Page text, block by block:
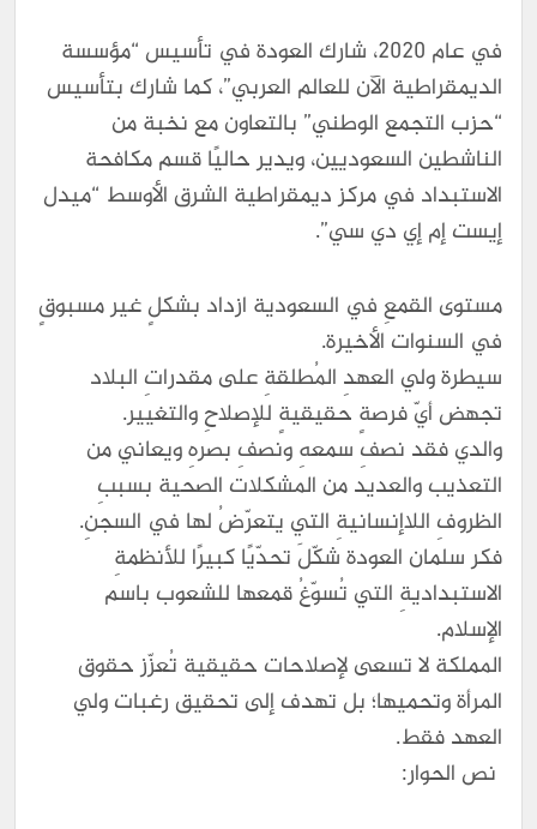
في عام 2020، شارك العودة في تأسيس “مؤسسة
الديمقراطية الآن للعالم العربي”، كما شارك بتأسيس
“حزب التجمع الوطني” بالتعاون مع نخبة من
الناشطين السعوديين، ويدير حاليًا قسم مكافحة
الاستبداد في مركز ديمقراطية الشرق الأوسط “ميدل
إيست إم إي دي سي”.
مستوى القمعِ في السعودية ازداد بشكلٍ غير مسبوقٍ
في السنوات الأخيرة.
سيطرة ولي العهدِ المُطلقةِ على مقدراتِ البلاد
تجهض أيّ فرصةٍ حقيقيةٍ للإصلاحِ والتغيير.
والدي فقد نصفِ سمعهِ ونصفِ بصرهِ ويعاني من
التعذيب والعديد من المشكلات الصحية بسببِ
الظروفِ اللاإنسانيةِ التي يتعرّضُ لها في السجنِ.
فكر سلمان العودة شكّلَ تحدّيًا كبيرًا للأنظمةِ
الاستبداديةِ التي تُسوّغُ قمعها للشعوب باسم
الإسلام.
المملكة لا تسعى لإصلاحات حقيقية تُعزّز حقوق
المرأة وتحميها؛ بل تهدف إلى تحقيق رغبات ولي
العهد فقط.
نص الحوار: